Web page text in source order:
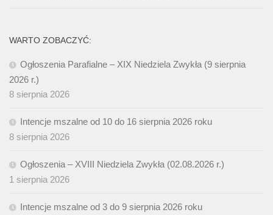
WARTO ZOBACZYĆ:
Ogłoszenia Parafialne – XIX Niedziela Zwykła (9 sierpnia
2026 r.)
8 sierpnia 2026
Intencje mszalne od 10 do 16 sierpnia 2026 roku
8 sierpnia 2026
Ogłoszenia – XVIII Niedziela Zwykła (02.08.2026 r.)
1 sierpnia 2026
Intencje mszalne od 3 do 9 sierpnia 2026 roku